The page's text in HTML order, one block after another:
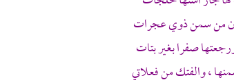
من سمن ذوي عجرات
صفرا بغير بتات
، والفتك من فعلاتي